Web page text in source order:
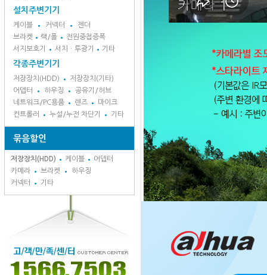
설치주변기기
케이블 커넥터
젠더
브라켓
랙/폴
전원중첩증폭
서지보호기
서치ㆍ투광기 기타
각종주변기기
저장장치(HDD)
저장장치(기타)
어뎁터
하우징
공유기/허브
네트워크/PC용품
렌즈
마이크
컨트롤러
누설/누전 차단기 기타
묶음할인
저장장치(HDD) 케이블
어뎁터
카메라
브라켓
하우징
커넥터
기타